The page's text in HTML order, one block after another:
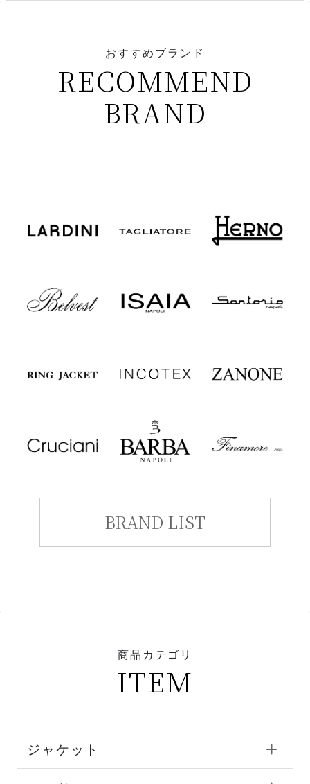
おすすめブランド
RECOMMEND
BRAND
BRAND LIST
商品カテゴリ
ITEM
ジャケット